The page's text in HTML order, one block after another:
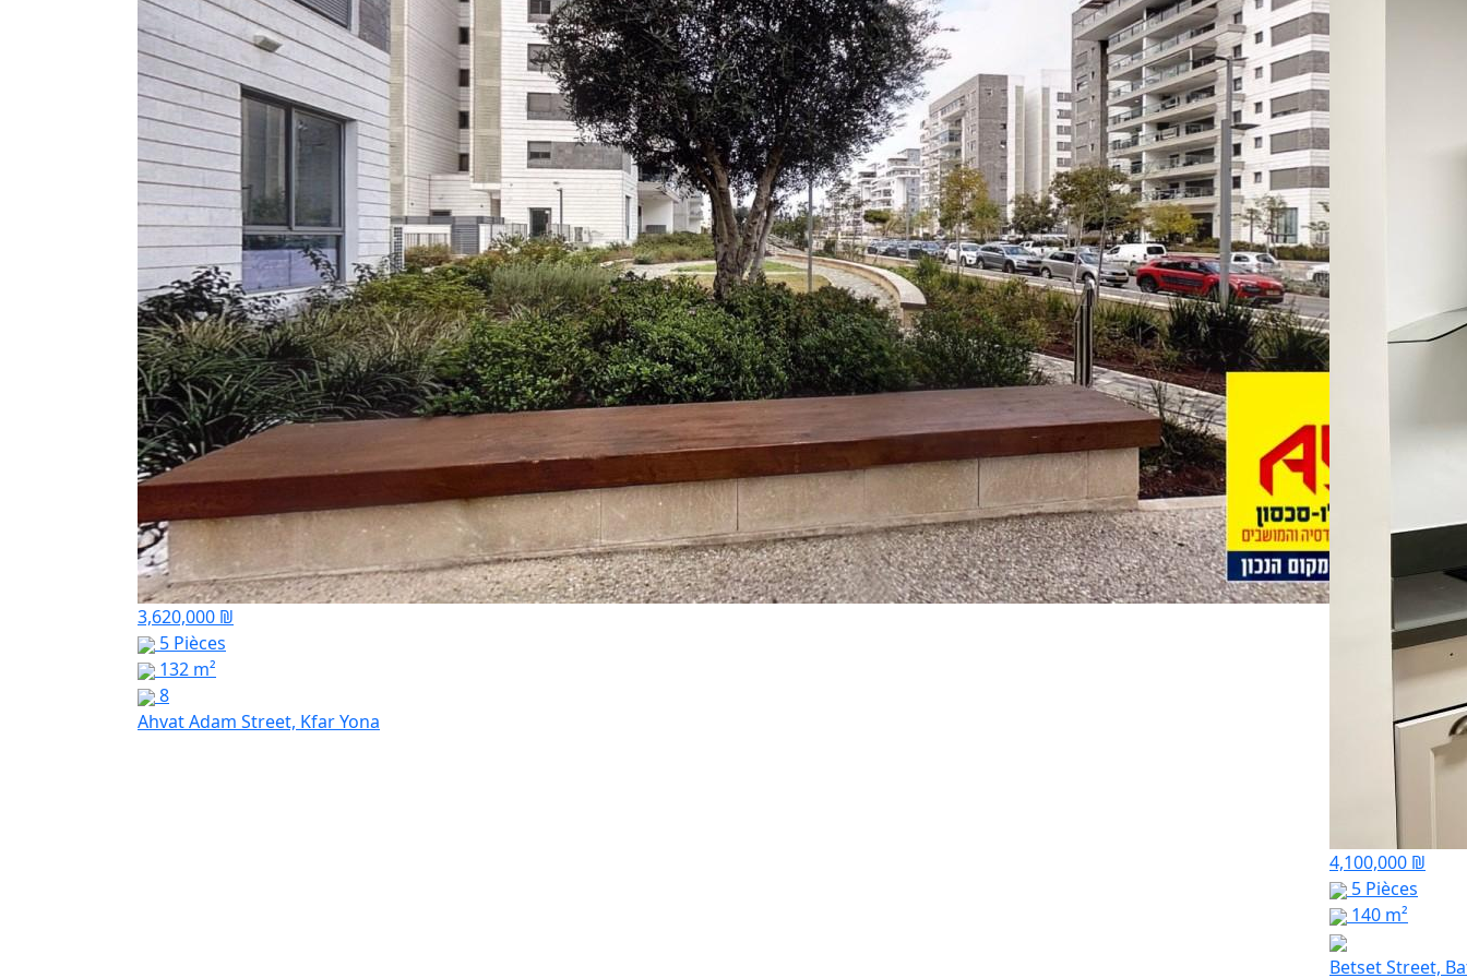
3,620,000 ₪
5 Pièces
132 m²
8
Ahvat Adam Street, Kfar Yona
4,100,000 ₪
5 Pièces
140 m²
Betset Street,